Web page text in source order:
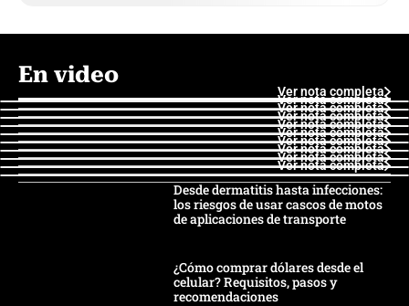
En video
Ver nota completa
Ver nota completa
Ver nota completa
Ver nota completa
Ver nota completa
Ver nota completa
Ver nota completa
Ver nota completa
Ver nota completa
Ver nota completa
Desde dermatitis hasta infecciones:
los riesgos de usar cascos de motos
de aplicaciones de transporte
¿Cómo comprar dólares desde el
celular? Requisitos, pasos y
recomendaciones